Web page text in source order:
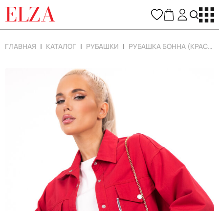
ELZA
ГЛАВНАЯ КАТАЛОГ РУБАШКИ РУБАШКА БОННА (КРАСНЫЙ)